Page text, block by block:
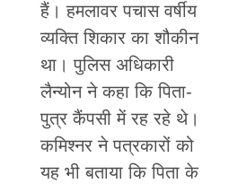
हैं। हमलावर पचास वर्षीय
व्यक्ति शिकार का शौकीन
था। पुलिस अधिकारी
लैन्योन ने कहा कि पिता-
पुत्र कैंपसी में रह रहे थे।
कमिश्नर ने पत्रकारों को
यह भी बताया कि पिता के